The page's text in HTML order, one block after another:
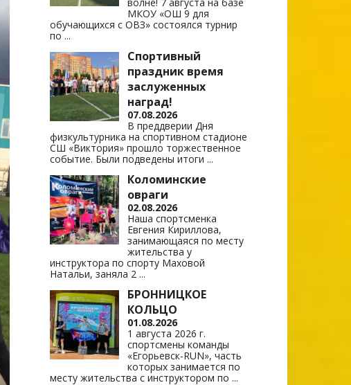
МКОУ «ОШ 9 для
обучающихся с ОВЗ» состоялся турнир
по...
Спортивный
праздник время
заслуженных
наград!
07.08.2026
В преддверии Дня
физкультурника на спортивном стадионе
СШ «Виктория» прошло торжественное
событие. Были подведены итоги ...
Коломинские
овраги
02.08.2026
Наша спортсменка
Евгения Кириллова,
занимающаяся по месту
жительства у
инструктора по спорту Маховой
Натальи, заняла 2 ...
БРОННИЦКОЕ
КОЛЬЦО
01.08.2026
1 августа 2026 г.
спортсмены команды
«Егорьевск-RUN», часть
которых занимается по
месту жительства с инструктором по ...